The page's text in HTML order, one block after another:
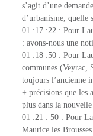
s’agit d’une
d’urbanisme, quelle
01 :17 :22 : Pour
: avons-nous une
01 :18 :50 : Pour
communes (Veyrac,
toujours l’ancienne
+ précisions que les
plus dans la nouvelle
01 :21 : 50 : Pour
Maurice les